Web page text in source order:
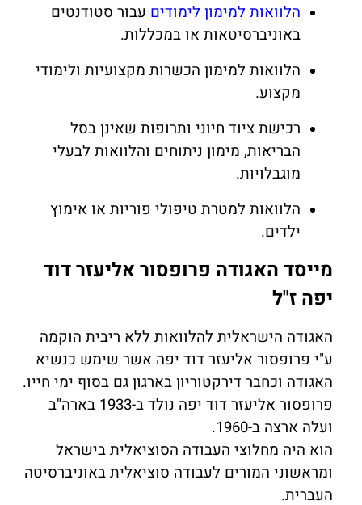
הלוואות למימון לימודים עבור סטודנטים
באוניברסיטאות או במכללות.
הלוואות למימון הכשרות מקצועיות ולימודי
מקצוע.
רכישת ציוד חיוני ותרופות שאינן בסל
הבריאות, מימון ניתוחים והלוואות לבעלי
מוגבלויות.
הלוואות למטרת טיפולי פוריות או אימוץ
ילדים.
מייסד האגודה פרופסור אליעזר דוד
יפה ז"ל
האגודה הישראלית להלוואות ללא ריבית הוקמה
ע"י פרופסור אליעזר דוד יפה אשר שימש כנשיא
האגודה וכחבר דירקטוריון בארגון גם בסוף ימי חייו.
פרופסור אליעזר דוד יפה נולד ב-1933 בארה"ב
ועלה ארצה ב-1960.
הוא היה מחלוצי העבודה הסוציאלית בישראל
ומראשוני המורים לעבודה סוציאלית באוניברסיטה
העברית.